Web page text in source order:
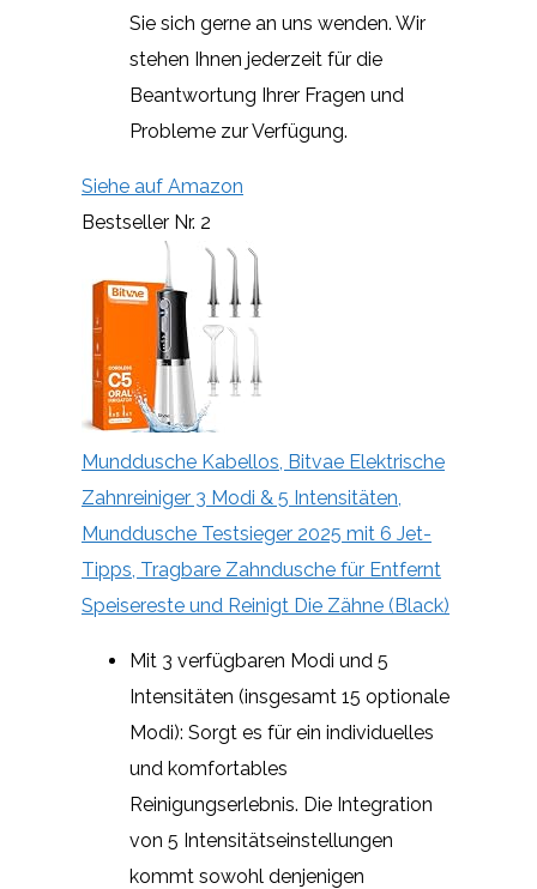
Sie sich gerne an uns wenden. Wir
stehen Ihnen jederzeit für die
Beantwortung Ihrer Fragen und
Probleme zur Verfügung.
Siehe auf Amazon
Bestseller Nr. 2
Munddusche Kabellos, Bitvae Elektrische
Zahnreiniger 3 Modi & 5 Intensitäten,
Munddusche Testsieger 2025 mit 6 Jet-
Tipps, Tragbare Zahndusche für Entfernt
Speisereste und Reinigt Die Zähne (Black)
Mit 3 verfügbaren Modi und 5
Intensitäten (insgesamt 15 optionale
Modi): Sorgt es für ein individuelles
und komfortables
Reinigungserlebnis. Die Integration
von 5 Intensitätseinstellungen
kommt sowohl denjenigen